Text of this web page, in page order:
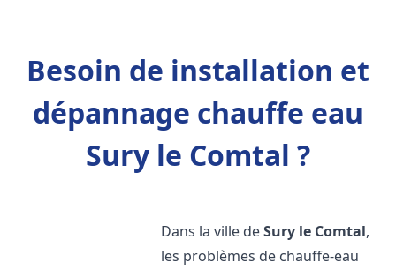
Besoin de installation et
dépannage chauffe eau
Sury le Comtal ?
Dans la ville deSury le Comtal,
les problèmes de chauffe-eau